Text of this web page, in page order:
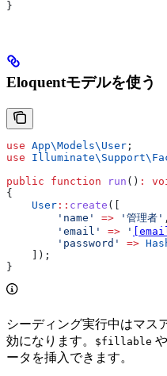
}
Eloquentモデルを使う
use App\Models\ User ;
use
public function run () :
{
    User
:: create ([
        'name'
=> '管理者' ,
        'email'
=> '
        'password'
=>
    ]);
}
シーディング実行中はマス
効になります。
$fillable や
ータを挿入できます。